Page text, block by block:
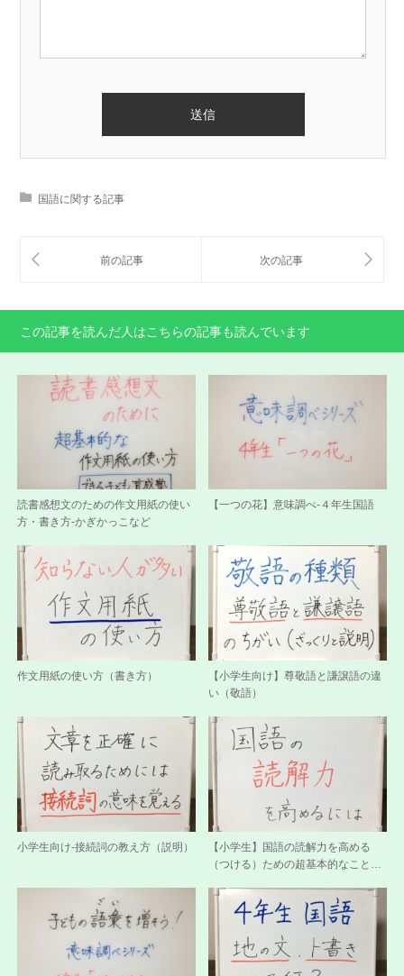
国語に関する記事
この記事を読んだ人はこちらの記事も読んでいます
読書感想文のための作文用紙の使い
方・書き方-かぎかっこなど
【一つの花】意味調べ-４年生国語
作文用紙の使い方（書き方）
【小学生向け】尊敬語と謙譲語の違
い（敬語）
小学生向け-接続詞の教え方（説明）
【小学生】国語の読解力を高める
（つける）ための超基本的なこと…